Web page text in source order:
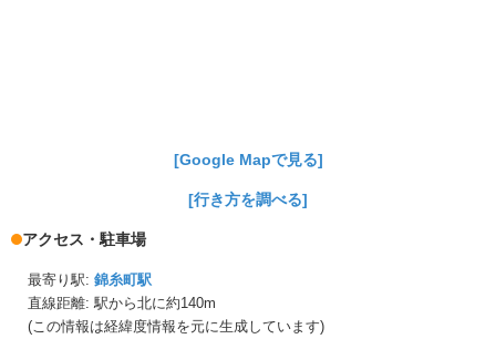
[Google Mapで見る]
[行き方を調べる]
アクセス・駐車場
最寄り駅: 錦糸町駅
直線距離: 駅から北に約140m
(この情報は経緯度情報を元に生成しています)